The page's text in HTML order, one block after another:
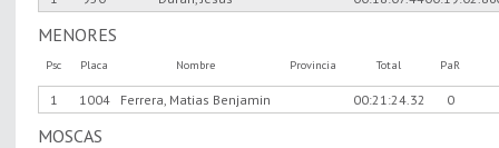
MENORES
Psc Placa Nombre Provincia Total PaR
1 1004 Ferrera, Matias Benjamin 00:21:24.32 0
MOSCAS